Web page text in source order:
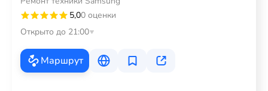
5,00 оценки
Открыто до 21:00
Маршрут